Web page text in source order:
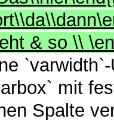
& so \\
mit
Spalte